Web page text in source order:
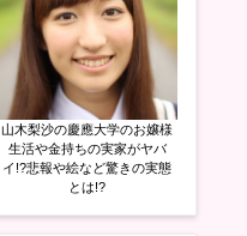
山木梨沙の慶應大学のお嬢様
生活や金持ちの実家がヤバ
イ!?悲報や絵など驚きの実態
とは!?